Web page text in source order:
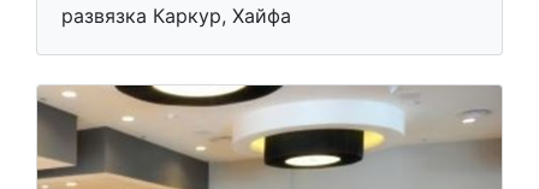
развязка Каркур, Хайфа